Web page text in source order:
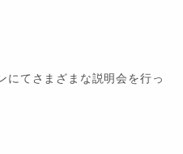
てさまざまな説明会を行っ